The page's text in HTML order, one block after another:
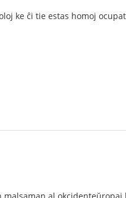
ke ĉi tie estas homoj
al okcidenteŭropaj